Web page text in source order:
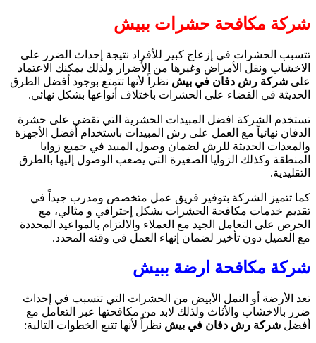
شركة مكافحة حشرات ببيش
تتسبب الحشرات في إزعاج كبير للأفراد نتيجة إحداث الضرر على
الاخشاب ونقل الأمراض وغيرها من الأضرار ولذلك يمكنك الاعتماد
على شركة رش دفان في بيش نظراً لأنها تتمتع بوجود أفضل الطرق
الحديثة في القضاء على الحشرات باختلاف أنواعها بشكل نهائي.
تستخدم الشركة افضل المبيدات الحشرية التي تقضي على حشرة
الدفان نهائياً مع العمل على رش المبيدات باستخدام أفضل الأجهزة
والمعدات الحديثة للرش لضمان وصول المبيد في جميع زوايا
المنطقة وكذلك الزوايا الصغيرة التي يصعب الوصول إليها بالطرق
التقليدية.
كما تتميز الشركة بتوفير فريق عمل متخصص ومدرب جيداً في
تقديم خدمات مكافحة الحشرات بشكل إحترافي و مثالي، مع
الحرص على التعامل الجيد مع العملاء والالتزام بالمواعيد المحددة
مع العميل دون تأخير لضمان إنهاء العمل في وقته المحدد.
شركة مكافحة ارضة ببيش
تعد الأرضة أو النمل الأبيض من الحشرات التي تتسبب في إحداث
ضرر بالاخشاب والأثاث ولذلك لابد من مكافحتها عبر التعامل مع
أفضل شركة رش دفان في بيش نظراً لأنها تتبع الخطوات التالية: